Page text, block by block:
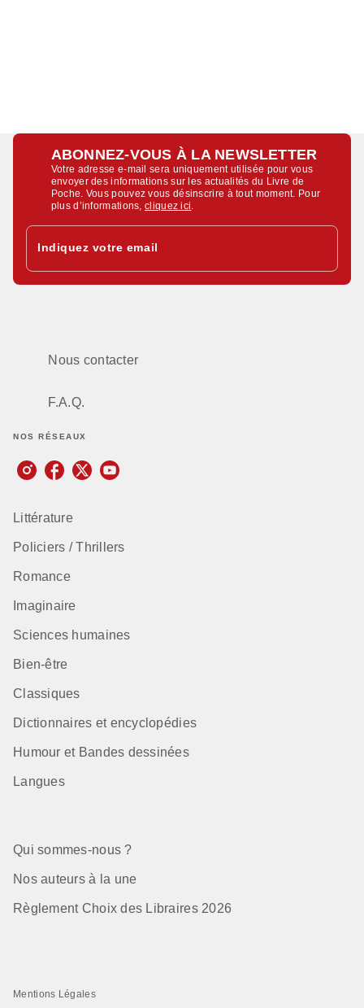
ABONNEZ-VOUS À LA NEWSLETTER
Votre adresse e-mail sera uniquement utilisée pour vous
envoyer des informations sur les actualités du Livre de
Poche. Vous pouvez vous désinscrire à tout moment. Pour
plus d’informations,cliquez ici
Indiquez votre email
Nous contacter
F.A.Q.
NOS RÉSEAUX
Littérature
Policiers / Thrillers
Romance
Imaginaire
Sciences humaines
Bien-être
Classiques
Dictionnaires et encyclopédies
Humour et Bandes dessinées
Langues
Qui sommes-nous ?
Nos auteurs à la une
Règlement Choix des Libraires 2026
Mentions Légales